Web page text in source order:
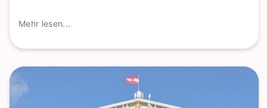
Mehr lesen...